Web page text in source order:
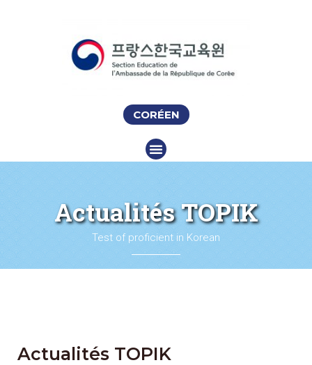
CORÉEN
Actualités TOPIK
Test of proficient in Korean
Actualités TOPIK